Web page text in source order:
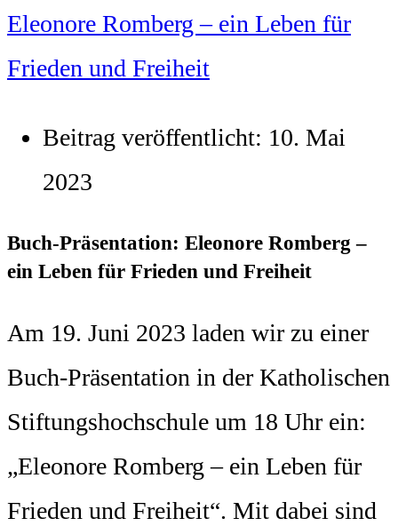
Eleonore Romberg – ein Leben für
Frieden und Freiheit
Beitrag veröffentlicht: 10. Mai
2023
Buch-Präsentation: Eleonore Romberg –
ein Leben für Frieden und Freiheit
Am 19. Juni 2023 laden wir zu einer
Buch-Präsentation in der Katholischen
Stiftungshochschule um 18 Uhr ein:
„Eleonore Romberg – ein Leben für
Frieden und Freiheit“. Mit dabei sind